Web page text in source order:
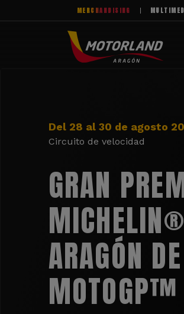
Pasar al contenido principal
MERCHANDISING
Del 28 al 30 de agosto
Circuito de velocidad
GRAN
ARAGÓN DE